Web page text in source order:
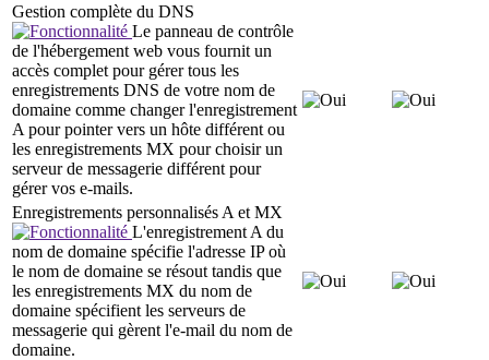
Gestion complète du DNS
Le panneau de contrôle
de l'hébergement web vous fournit un
accès complet pour gérer tous les
enregistrements DNS de votre nom de
domaine comme changer l'enregistrement
A pour pointer vers un hôte différent ou
les enregistrements MX pour choisir un
serveur de messagerie différent pour
gérer vos e-mails.
Enregistrements personnalisés A et MX
L'enregistrement A du
nom de domaine spécifie l'adresse IP où
le nom de domaine se résout tandis que
les enregistrements MX du nom de
domaine spécifient les serveurs de
messagerie qui gèrent l'e-mail du nom de
domaine.